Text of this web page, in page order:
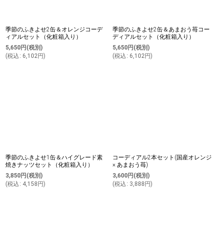
季節のふきよせ2缶＆オレンジコーデ
ィアルセット（化粧箱入り）
5,650円 (税別)
(税込 : 6,102円)
季節のふきよせ2缶＆あまおう苺コー
ディアルセット（化粧箱入り）
5,650円 (税別)
(税込 : 6,102円)
季節のふきよせ1缶＆ハイグレード素
焼きナッツセット（化粧箱入り）
3,850円 (税別)
(税込 : 4,158 円)
コーディアル2本セット(国産オレンジ
× あまおう苺)
3,600円 (税別)
(税込 : 3,888 円)